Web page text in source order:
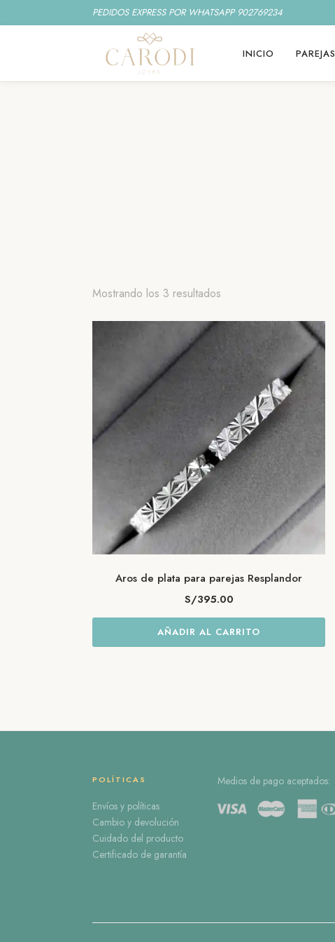
PEDIDOS EXPRESS POR WHATSAPP 902769234
INICIO PAREJAS
Mostrando los 3 resultados
últimos
Aros de plata para parejas Resplandor
S/395.00
AÑADIR AL CARRITO
POLÍTICAS
Envíos y políticas
Cambio y devolución
Cuidado del producto
Certificado de garantía
Medios de pago aceptados: